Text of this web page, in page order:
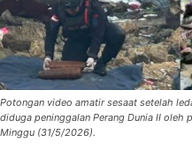
Potongan video amatir sesaat setelah
diduga peninggalan Perang Dunia II oleh
Minggu (31/5/2026).